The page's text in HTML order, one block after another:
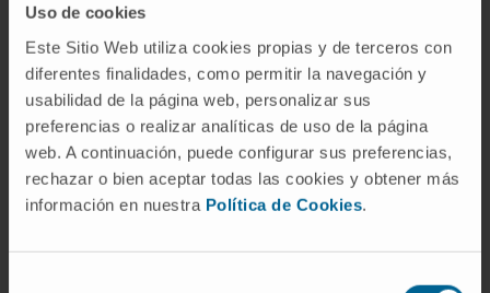
Uso de cookies
Este Sitio Web utiliza cookies propias y de terceros con
diferentes finalidades, como permitir la navegación y
usabilidad de la página web, personalizar sus
preferencias o realizar analíticas de uso de la página
web. A continuación, puede configurar sus preferencias,
rechazar o bien aceptar todas las cookies y obtener más
información en nuestra Política de Cookies.
son reales, de microscopía de campo claro,
fluorescencia, bidireccional, tridimensional…
Según el investigador del CIMA, que además es
director delMáster en Ingeniería Biomédica de
Tecnuny miembro delCentro de Investigación
realiza un análisis de los algoritmos utilizados para